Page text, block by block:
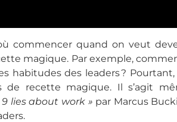
commencer quand on veut
magique. Par exemple,
habitudes des leaders ? Pourtant,
de recette magique. Il s’agit
9 lies about work » par Marcus